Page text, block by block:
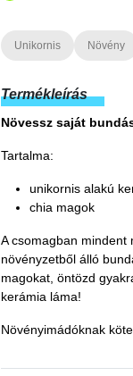
Unikornis Növény
Termékleírás
Növessz saját
Tartalma:
unikornis alakú
chia magok
A csomagban mindent
növényzetből álló
magokat, öntözd
kerámia láma!
Növényimádóknak